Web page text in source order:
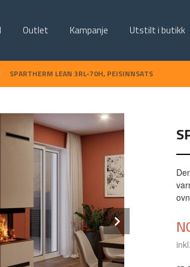
Outlet Kampanje Utstilt i butikk
SPARTHERM LEAN 3RL-70H, PEISINNSATS